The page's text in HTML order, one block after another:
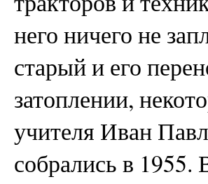
него ничего не
старый и его
затоплении,
учителя Иван
собрались в